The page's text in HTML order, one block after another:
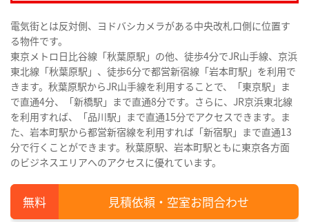
電気街とは反対側、ヨドバシカメラがある中央改札口側に位置す
る物件です。
東京メトロ日比谷線「秋葉原駅」の他、徒歩4分でJR山手線、京浜
東北線「秋葉原駅」、徒歩6分で都営新宿線「岩本町駅」を利用で
きます。秋葉原駅からJR山手線を利用することで、「東京駅」ま
で直通4分、「新橋駅」まで直通8分です。さらに、JR京浜東北線
を利用すれば、「品川駅」まで直通15分でアクセスできます。ま
た、岩本町駅から都営新宿線を利用すれば「新宿駅」まで直通13
分で行くことができます。秋葉原駅、岩本町駅ともに東京各方面
のビジネスエリアへのアクセスに優れています。
見積依頼・空室お問合わせ